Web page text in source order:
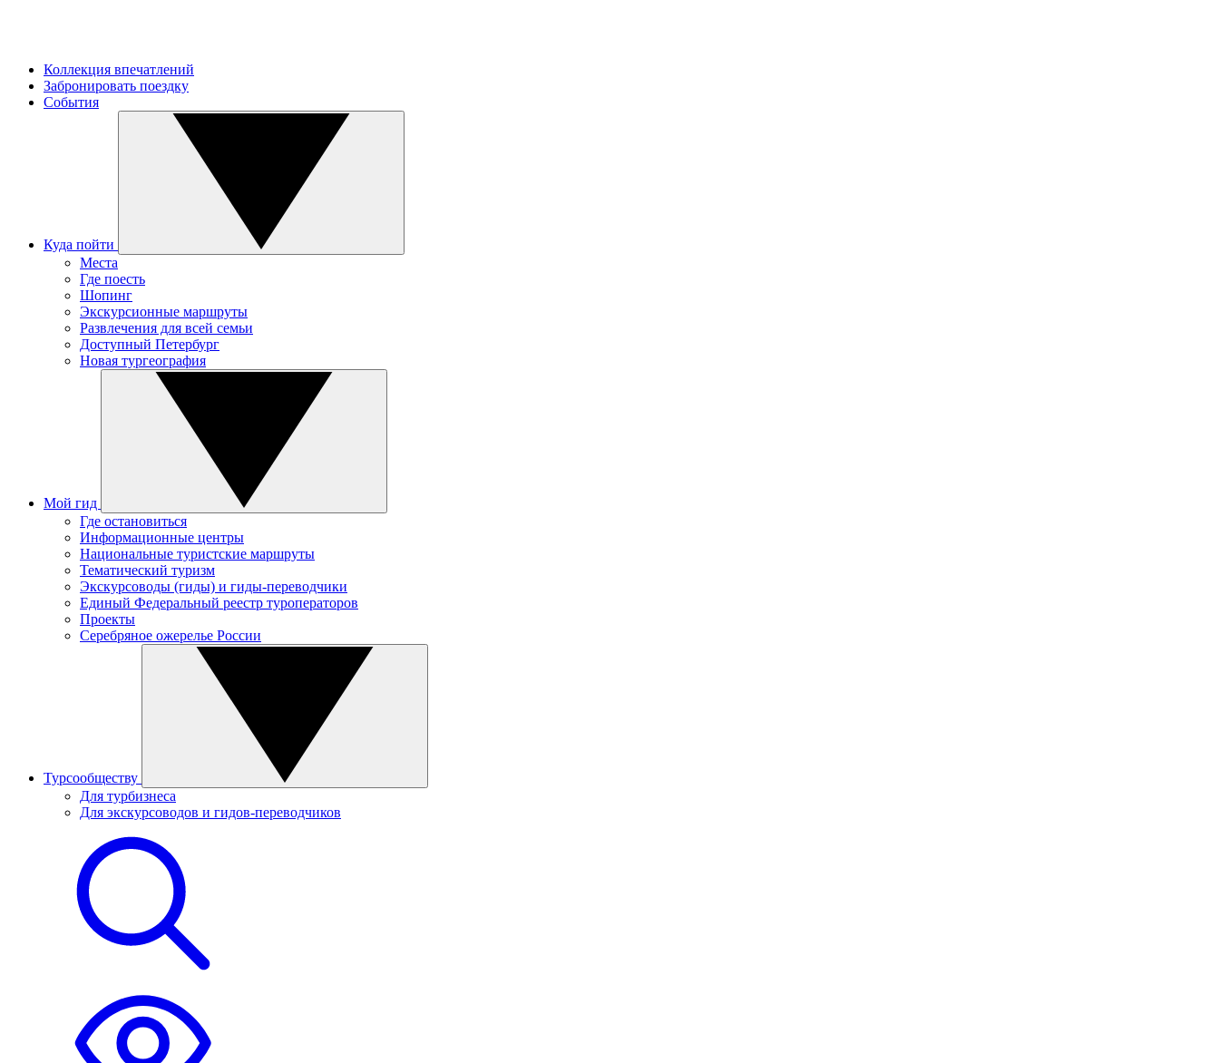
Коллекция впечатлений
Забронировать поездку
События
Куда пойти
Места
Где поесть
Шопинг
Экскурсионные маршруты
Развлечения для всей семьи
Доступный Петербург
Новая тургеография
Мой гид
Где остановиться
Информационные центры
Национальные туристские маршруты
Тематический туризм
Экскурсоводы (гиды) и гиды-переводчики
Единый Федеральный реестр туроператоров
Проекты
Серебряное ожерелье России
Турсообществу
Для турбизнеса
Для экскурсоводов и гидов-переводчиков